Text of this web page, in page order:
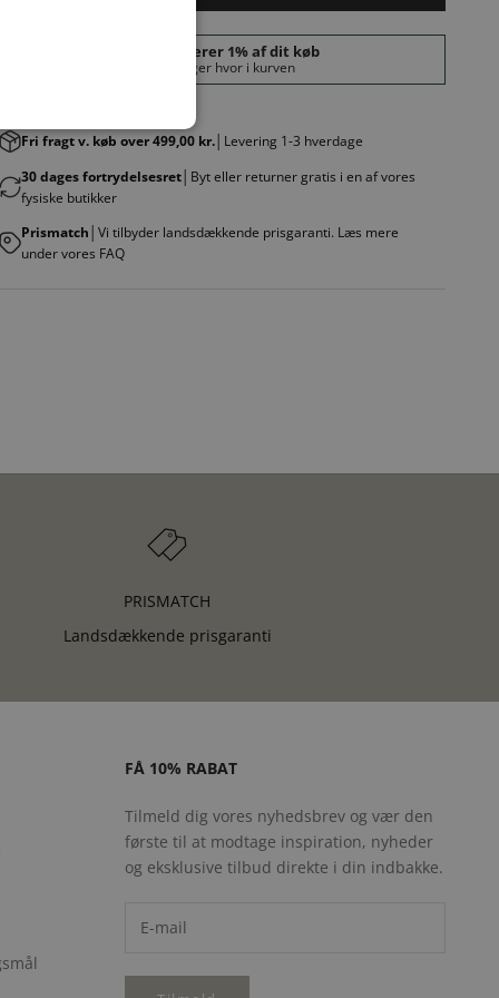
Fri fragt v. køb over 499,00 kr. │Levering 1-3 hverdage
30 dages fortrydelsesret │Byt eller returner gratis i en af vores
fysiske butikker
Prismatch │Vi tilbyder landsdækkende prisgaranti. Læs mere
under vores FAQ
PRISMATCH
Landsdækkende prisgaranti
FÅ 10% RABAT
Tilmeld dig vores nyhedsbrev og vær den
første til at modtage inspiration, nyheder
og eksklusive tilbud direkte i din indbakke.